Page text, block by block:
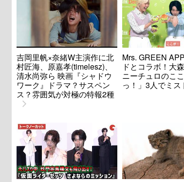
吉岡里帆×奈緒W主演作に北
村匠海、原嘉孝(timelesz)、
清水尚弥ら 映画『シャドウ
ワーク』ドラマ？サスペン
ス？雰囲気が対極の特報2種
Mrs. GREEN
ドとコラボ！大
ニーチュロのこ
っ！」3人でミス